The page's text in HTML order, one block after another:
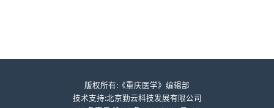
版权所有:《重庆医学》编辑部
技术支持:北京勤云科技发展有限公司